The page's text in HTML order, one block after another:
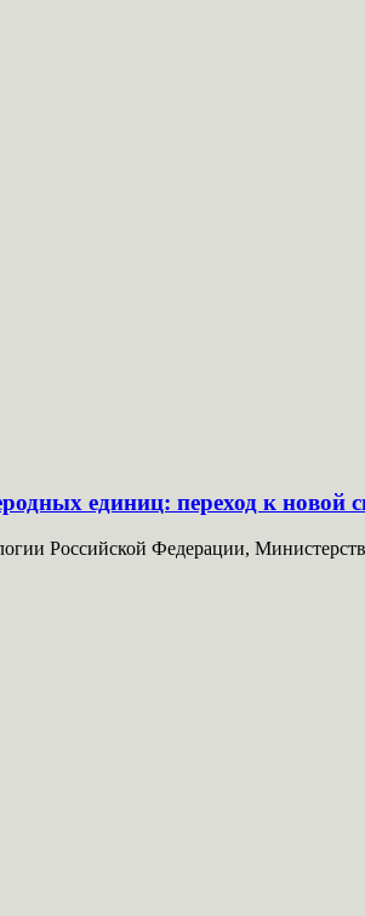
единиц: переход к новой
Российской Федерации,